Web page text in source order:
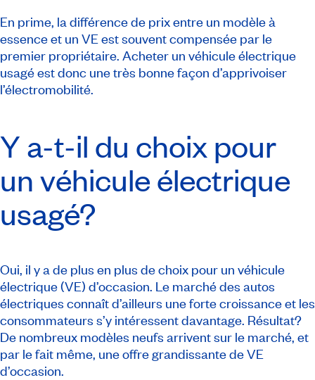
En prime, la différence de prix entre un modèle à
essence et un VE est souvent compensée par le
premier propriétaire. Acheter un véhicule électrique
usagé est donc une très bonne façon d’apprivoiser
l’électromobilité.
Y a-t-il du choix pour
un véhicule électrique
usagé?
Oui, il y a de plus en plus de choix pour un véhicule
électrique (VE) d’occasion. Le marché des autos
électriques connaît d’ailleurs une forte croissance et les
consommateurs s’y intéressent davantage. Résultat?
De nombreux modèles neufs arrivent sur le marché, et
par le fait même, une offre grandissante de VE
d’occasion.